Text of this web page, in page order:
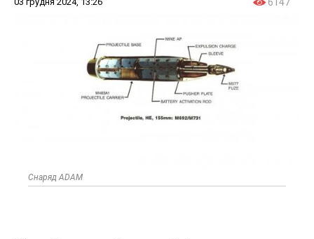
Снаряд ADAM